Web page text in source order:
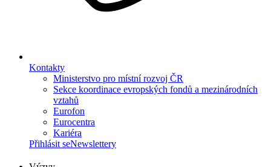
Kontakty
Ministerstvo pro místní rozvoj ČR
Sekce koordinace evropských fondů a mezinárodních
vztahů
Eurofon
Eurocentra
Kariéra
Přihlásit seNewslettery